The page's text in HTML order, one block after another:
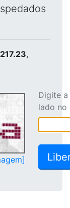
,
Digite
lado no